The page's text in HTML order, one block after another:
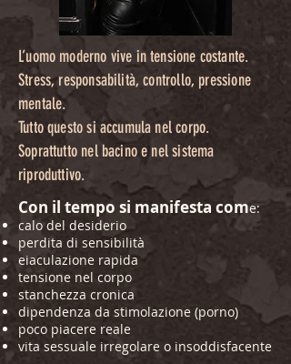
L’uomo moderno vive in tensione costante.
Stress, responsabilità, controllo, pressione
mentale.
Tutto questo si accumula nel corpo.
Soprattutto nel bacino e nel sistema
riproduttivo.
Con il tempo si manifesta come:
calo del desiderio
perdita di sensibilità
eiaculazione rapida
tensione nel corpo
stanchezza cronica
dipendenza da stimolazione (porno)
poco piacere reale
vita sessuale irregolare o insoddisfacente